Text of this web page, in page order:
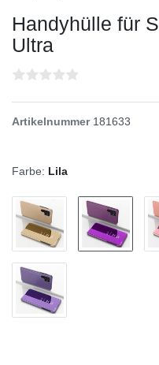
Handyhülle für
Ultra
Artikelnummer 181633
Farbe: Lila